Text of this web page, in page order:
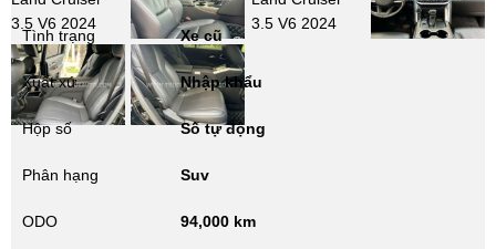
Tình trạng Xe cũ
Xuất xứ Nhập khẩu
Hộp số Số tự động
Phân hạng Suv
ODO 94,000 km